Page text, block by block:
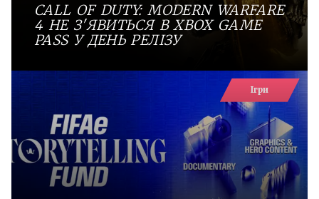
CALL OF DUTY: MODERN WARFARE
4 НЕ З'ЯВИТЬСЯ В XBOX GAME
PASS У ДЕНЬ РЕЛІЗУ
Ігри